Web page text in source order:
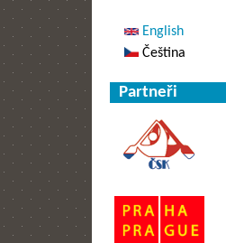
English
Čeština
Partneři